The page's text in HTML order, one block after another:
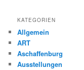
KATEGORIEN
Allgemein
ART
Aschaffenburg
Ausstellungen